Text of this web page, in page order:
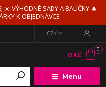
☀️ VÝHODNÉ SADY A BALÍČKY 🔥
K OBJEDNÁVCE
Menu
CZK
0
0 Kč